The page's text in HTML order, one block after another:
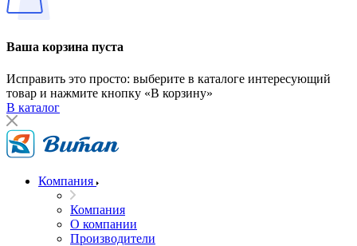
Ваша корзина пуста
Исправить это просто: выберите в каталоге интересующий
товар и нажмите кнопку «В корзину»
В каталог
Компания
Компания
О компании
Производители